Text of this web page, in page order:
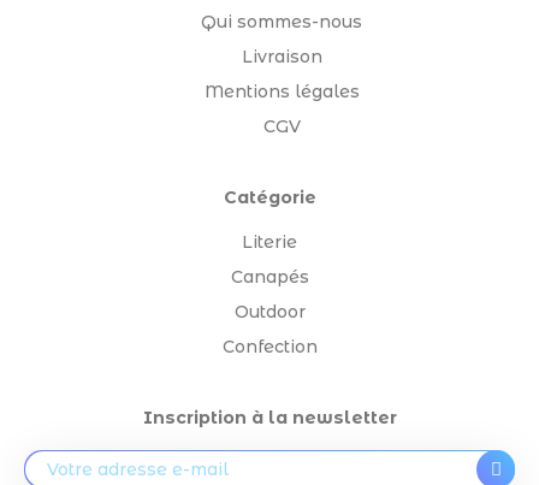
Qui sommes-nous
Livraison
Mentions légales
CGV
Catégorie
Literie
Canapés
Outdoor
Confection
Inscription à la newsletter